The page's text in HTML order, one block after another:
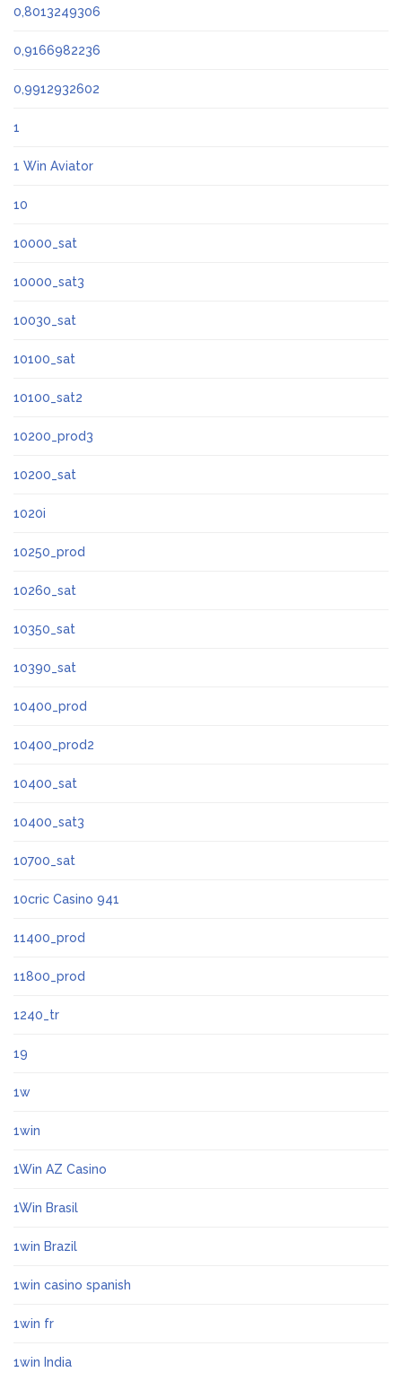
0,8013249306
0,9166982236
0,9912932602
1
1 Win Aviator
10
10000_sat
10000_sat3
10030_sat
10100_sat
10100_sat2
10200_prod3
10200_sat
1020i
10250_prod
10260_sat
10350_sat
10390_sat
10400_prod
10400_prod2
10400_sat
10400_sat3
10700_sat
10cric Casino 941
11400_prod
11800_prod
1240_tr
19
1w
1win
1Win AZ Casino
1Win Brasil
1win Brazil
1win casino spanish
1win fr
1win India